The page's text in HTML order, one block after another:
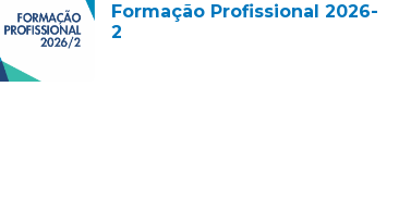
Formação Profissional 2026-
2